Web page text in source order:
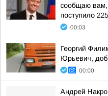
сообщаю вам,
поступило
00:03
Георгий
Юрьевич,
00:00
Андрей